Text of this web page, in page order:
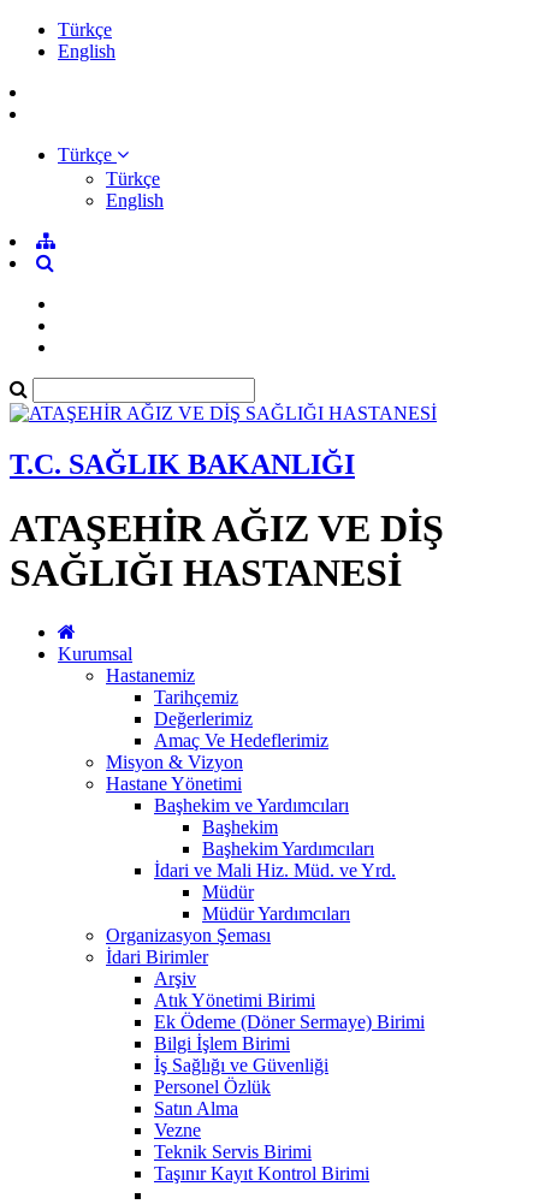
Türkçe
English
Türkçe
Türkçe
English
T.C. SAĞLIK BAKANLIĞI
ATAŞEHİR AĞIZ VE DİŞ
SAĞLIĞI HASTANESİ
Kurumsal
Hastanemiz
Tarihçemiz
Değerlerimiz
Amaç Ve Hedeflerimiz
Misyon & Vizyon
Hastane Yönetimi
Başhekim ve Yardımcıları
Başhekim
Başhekim Yardımcıları
İdari ve Mali Hiz. Müd. ve Yrd.
Müdür
Müdür Yardımcıları
Organizasyon Şeması
İdari Birimler
Arşiv
Atık Yönetimi Birimi
Ek Ödeme (Döner Sermaye) Birimi
Bilgi İşlem Birimi
İş Sağlığı ve Güvenliği
Personel Özlük
Satın Alma
Vezne
Teknik Servis Birimi
Taşınır Kayıt Kontrol Birimi